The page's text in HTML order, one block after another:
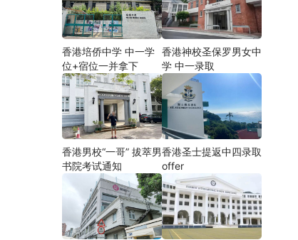
香港培侨中学 中一学
位+宿位一并拿下
香港神校圣保罗男女中
学 中一录取
香港男校“一哥” 拔萃男
书院考试通知
香港圣士提返中四录取
offer